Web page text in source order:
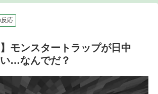
応
】モンスタートラップが日中
…なんでだ？